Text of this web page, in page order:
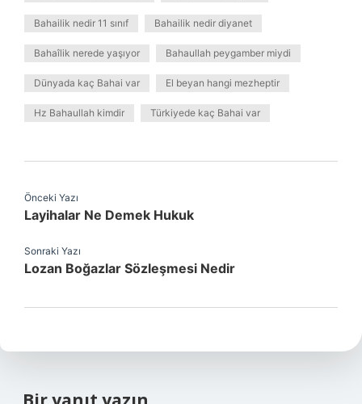
Bahailik nedir 11 sınıf Bahailik nedir diyanet
Bahaîlik nerede yaşıyor Bahaullah peygamber miydi
Dünyada kaç Bahai var El beyan hangi mezheptir
Hz Bahaullah kimdir Türkiyede kaç Bahai var
Önceki Yazı
Layihalar Ne Demek Hukuk
Sonraki Yazı
Lozan Boğazlar Sözleşmesi Nedir